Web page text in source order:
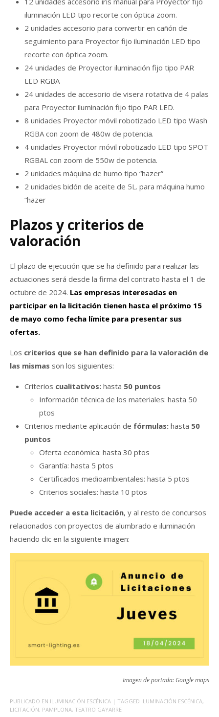
iluminación LED tipo recorte con óptica zoom.
2 unidades accesorio para convertir en cañón de
seguimiento para Proyector fijo iluminación LED tipo
recorte con óptica zoom.
24 unidades de Proyector iluminación fijo tipo PAR
LED RGBA
24 unidades de accesorio de visera rotativa de 4 palas
para Proyector iluminación fijo tipo PAR LED.
8 unidades Proyector móvil robotizado LED tipo Wash
RGBA con zoom de 480w de potencia.
4 unidades Proyector móvil robotizado LED tipo SPOT
RGBAL con zoom de 550w de potencia.
2 unidades máquina de humo tipo “hazer”
2 unidades bidón de aceite de 5L. para máquina humo
“hazer
Plazos y criterios de
valoración
El plazo de ejecución que se ha definido para realizar las
actuaciones será desde la firma del contrato hasta el 1 de
octubre de 2024. Las empresas interesadas en
participar en la licitación tienen hasta el próximo 15
de mayo como fecha límite para presentar sus
ofertas.
Los criterios que se han definido para la valoración de
las mismas son los siguientes:
Criterios cualitativos: hasta 50 puntos
Información técnica de los materiales: hasta 50
ptos
Criterios mediante aplicación de fórmulas: hasta 50
puntos
Oferta económica: hasta 30 ptos
Garantía: hasta 5 ptos
Certificados medioambientales: hasta 5 ptos
Criterios sociales: hasta 10 ptos
Puede acceder a esta licitación, y al resto de concursos
relacionados con proyectos de alumbrado e iluminación
haciendo clic en la siguiente imagen:
Imagen de portada: Google maps
PUBLICADO EN ILUMINACIÓN ESCÉNICA | TAGGED ILUMINACIÓN ESCÉNICA,
LICITACIÓN, PAMPLONA, TEATRO GAYARRE